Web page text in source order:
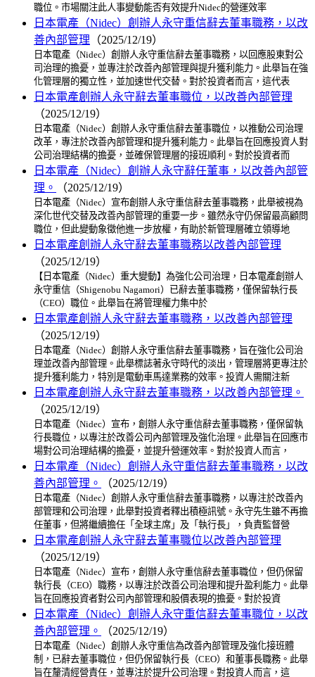
職位。市場關注此人事變動能否有效提升Nidec的營運效率
日本電產（Nidec）創辦人永守重信辭去董事職務，以改
善內部管理 （2025/12/19）
日本電產（Nidec）創辦人永守重信辭去董事職務，以回應股東對公
司治理的擔憂，並專注於改善內部管理與提升獲利能力。此舉旨在強
化管理層的獨立性，並加速世代交替。對於投資者而言，這代表
日本電產創辦人永守辭去董事職位，以改善內部管理
（2025/12/19）
日本電產（Nidec）創辦人永守重信辭去董事職位，以推動公司治理
改革，專注於改善內部管理和提升獲利能力。此舉旨在回應投資人對
公司治理結構的擔憂，並確保管理層的接班順利。對於投資者而
日本電產（Nidec）創辦人永守辭任董事，以改善內部管
理。
（2025/12/19）
日本電產（Nidec）宣布創辦人永守重信辭去董事職務，此舉被視為
深化世代交替及改善內部管理的重要一步。雖然永守仍保留最高顧問
職位，但此變動象徵他進一步放權，有助於新管理層確立領導地
日本電產創辦人永守辭去董事職務以改善內部管理
（2025/12/19）
【日本電產（Nidec）重大變動】為強化公司治理，日本電產創辦人
永守重信（Shigenobu Nagamori）已辭去董事職務，僅保留執行長
（CEO）職位。此舉旨在將管理權力集中於
日本電產創辦人永守辭去董事職務，以改善內部管理
（2025/12/19）
日本電產（Nidec）創辦人永守重信辭去董事職務，旨在強化公司治
理並改善內部管理。此舉標誌著永守時代的淡出，管理層將更專注於
提升獲利能力，特別是電動車馬達業務的效率。投資人需關注新
日本電產創辦人永守辭去董事職務，以改善內部管理。
（2025/12/19）
日本電產（Nidec）宣布，創辦人永守重信辭去董事職務，僅保留執
行長職位，以專注於改善公司內部管理及強化治理。此舉旨在回應市
場對公司治理結構的擔憂，並提升營運效率。對於投資人而言，
日本電產（Nidec）創辦人永守重信辭去董事職務，以改
善內部管理。
（2025/12/19）
日本電產（Nidec）創辦人永守重信辭去董事職務，以專注於改善內
部管理和公司治理，此舉對投資者釋出積極訊號。永守先生雖不再擔
任董事，但將繼續擔任「全球主席」及「執行長」，負責監督營
日本電產創辦人永守辭去董事職位以改善內部管理
（2025/12/19）
日本電產（Nidec）宣布，創辦人永守重信辭去董事職位，但仍保留
執行長（CEO）職務，以專注於改善公司治理和提升盈利能力。此舉
旨在回應投資者對公司內部管理和股價表現的擔憂。對於投資
日本電產（Nidec）創辦人永守重信辭去董事職位，以改
善內部管理。
（2025/12/19）
日本電產（Nidec）創辦人永守重信為改善內部管理及強化接班體
制，已辭去董事職位，但仍保留執行長（CEO）和董事長職務。此舉
旨在釐清經營責任，並專注於提升公司治理。對投資人而言，這